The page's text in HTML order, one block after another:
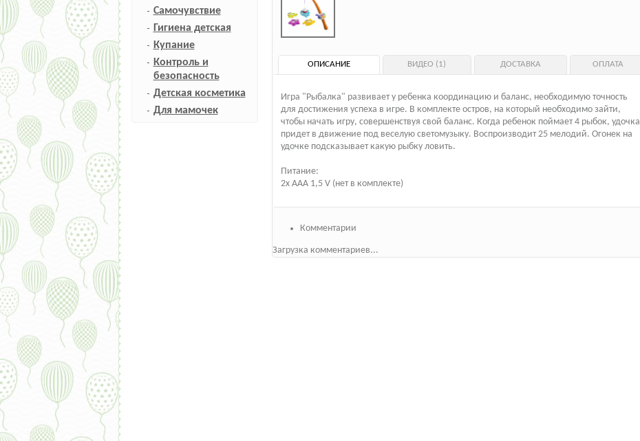
Самочувствие
Гигиена детская
Купание
Контроль и
безопасность
Детская косметика
Для мамочек
ОПИСАНИЕ ВИДЕО (1) ДОСТАВКА ОПЛАТА
Игра "Рыбалка" развивает у ребенка координацию и баланс, необходимую точность
для достижения успеха в игре. В комплекте остров, на который необходимо зайти,
чтобы начать игру, совершенствуя свой баланс. Когда ребенок поймает 4 рыбок, удочка
придет в движение под веселую светомузыку. Воспроизводит 25 мелодий. Огонек на
удочке подсказывает какую рыбку ловить.
Питание:
2x AAA 1,5 V (нет в комплекте)
Комментарии
Загрузка комментариев...